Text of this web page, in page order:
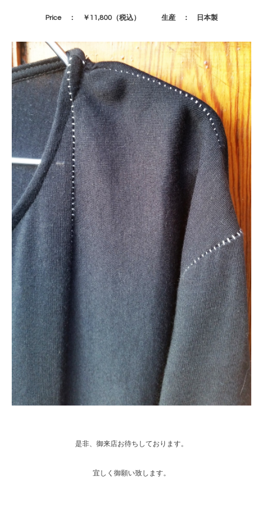
Price ： ￥11,800（税込） 生産 ： 日本製
是非、御来店お待ちしております。
宜しく御願い致します。